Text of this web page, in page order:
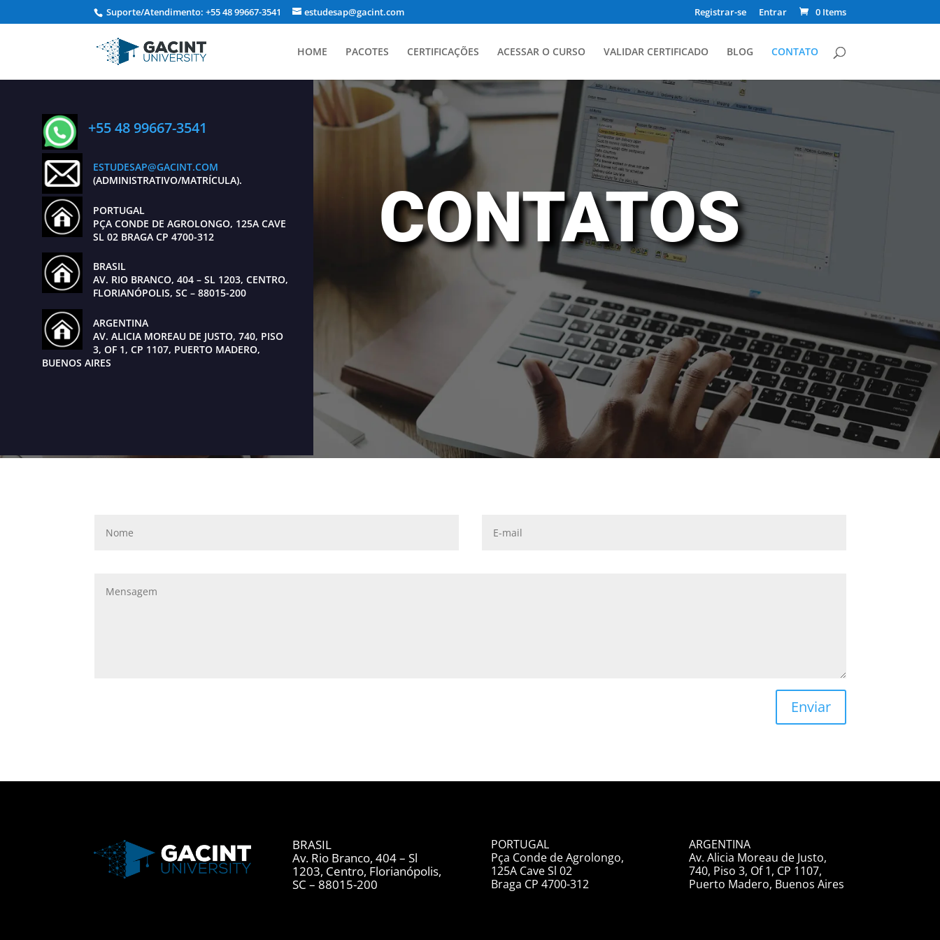
Suporte/Atendimento: +55 48 99667-3541 estudesap@gacint.com Registrar-se Entrar 0 Items
HOME PACOTES CERTIFICAÇÕES ACESSAR O CURSO VALIDAR CERTIFICADO BLOG CONTATO
+55 48 99667-3541
ESTUDESAP@GACINT.COM
(ADMINISTRATIVO/MATRÍCULA).
PORTUGAL
PÇA CONDE DE AGROLONGO, 125A CAVE
SL 02 BRAGA CP 4700-312
BRASIL
AV. RIO BRANCO, 404 – SL 1203, CENTRO,
FLORIANÓPOLIS, SC – 88015-200
ARGENTINA
AV. ALICIA MOREAU DE JUSTO, 740, PISO
3, OF 1, CP 1107, PUERTO MADERO,
BUENOS AIRES
CONTATOS
Enviar
BRASIL
Av. Rio Branco, 404 – Sl
1203, Centro, Florianópolis,
SC – 88015-200
PORTUGAL
Pça Conde de Agrolongo,
125A Cave Sl 02
Braga CP 4700-312
ARGENTINA
Av. Alicia Moreau de Justo,
740, Piso 3, Of 1, CP 1107,
Puerto Madero, Buenos Aires